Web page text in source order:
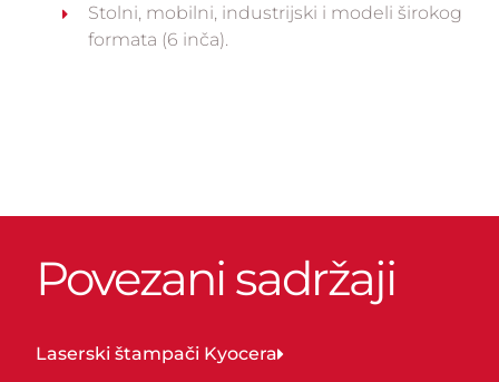
Stolni, mobilni, industrijski i modeli širokog
formata (6 inča).
Povezani sadržaji
Laserski štampači Kyocera